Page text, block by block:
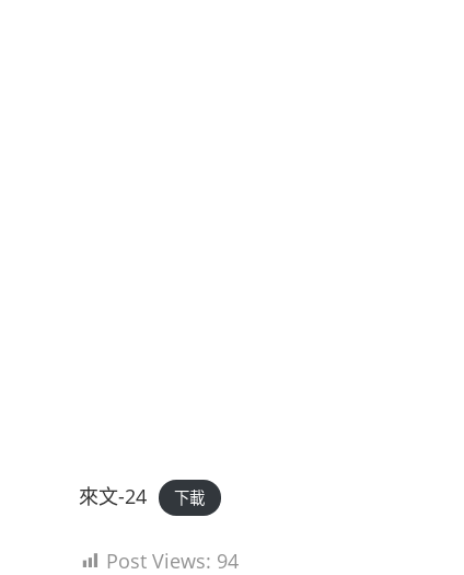
來文-24 下載
Post Views: 94